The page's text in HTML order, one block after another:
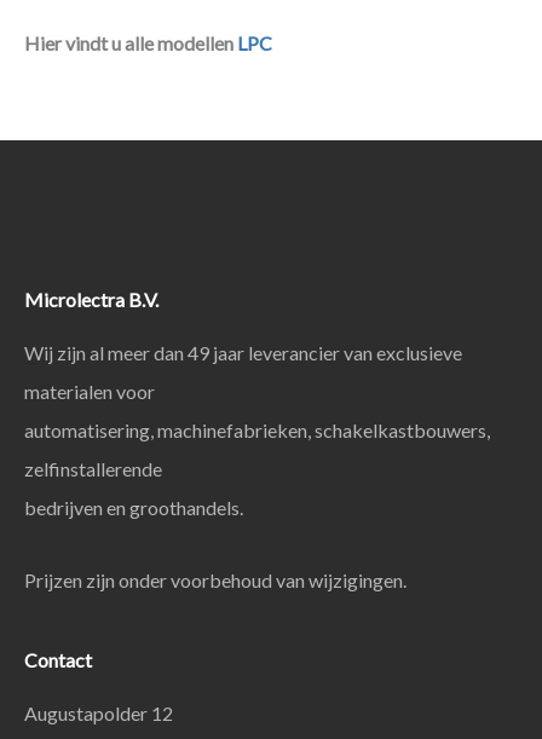
Hier vindt u alle modellen LPC
Microlectra B.V.
Wij zijn al meer dan 49 jaar leverancier van exclusieve
materialen voor
automatisering, machinefabrieken, schakelkastbouwers,
zelfinstallerende
bedrijven en groothandels.
Prijzen zijn onder voorbehoud van wijzigingen.
Contact
Augustapolder 12